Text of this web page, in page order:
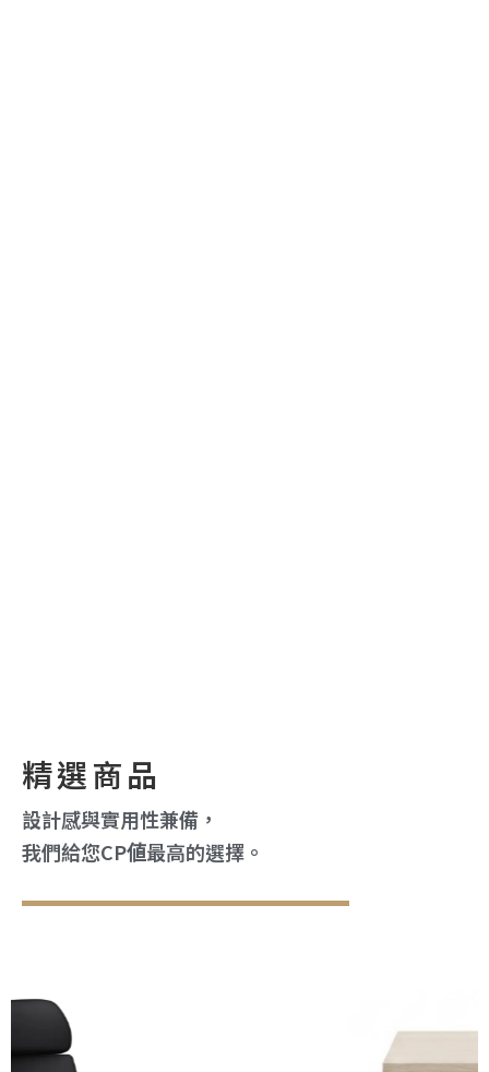
精選商品
設計感與實用性兼備，
我們給您CP値最高的選擇。